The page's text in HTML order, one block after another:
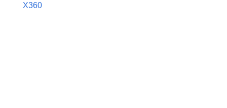
X360, bestehend aus der Kombination von